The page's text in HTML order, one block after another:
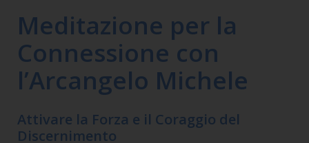
Meditazione per la
Connessione con
l’Arcangelo Michele
Attivare la Forza e il Coraggio del
Discernimento